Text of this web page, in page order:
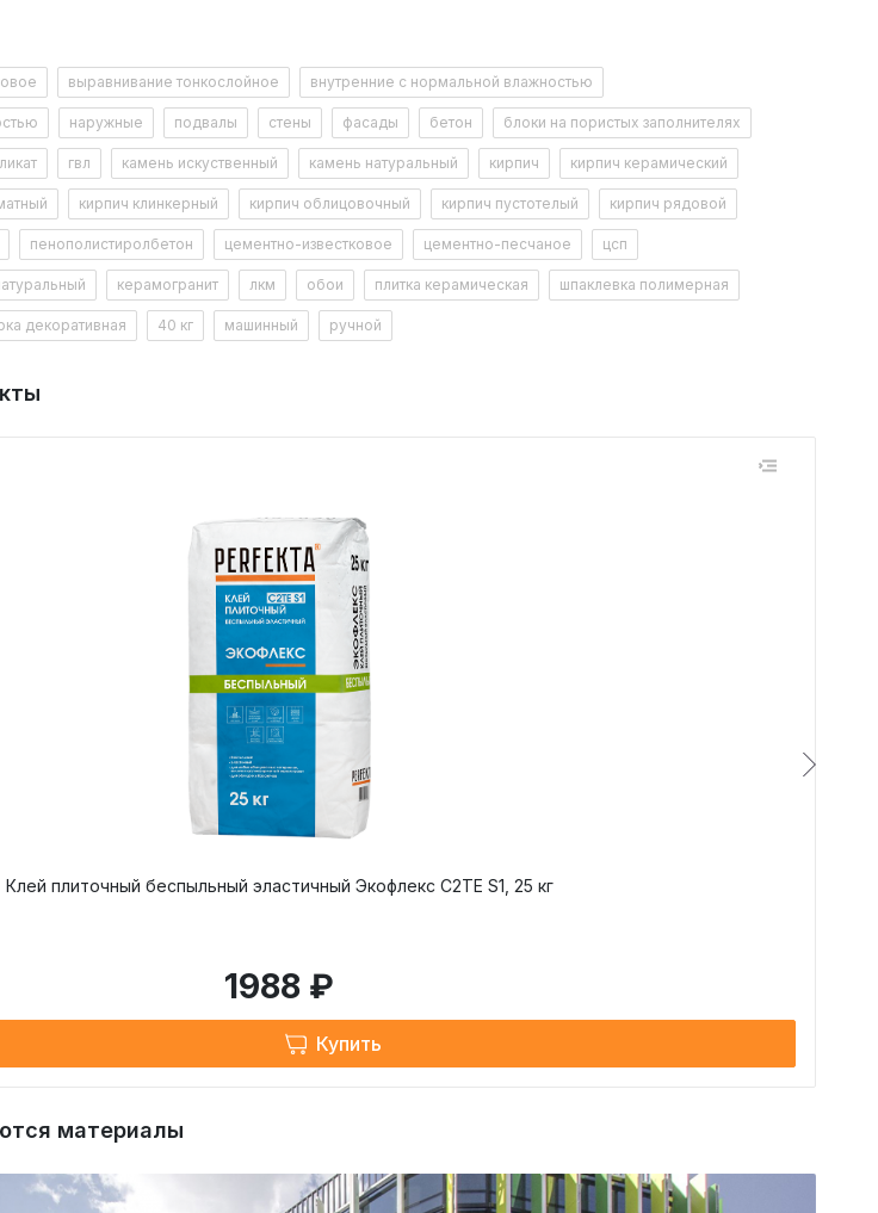
данную декларацию на сайте Росаккредитации
https://pub.fsa.gov.ru/rds/declaration
документ
Площадь, м2
выравнивание тонкослойное внутренние с нормальной влажностью
наружные подвалы стены фасады бетон блоки на пористых заполнителях
гвл камень искуственный камень натуральный кирпич кирпич керамический
кирпич клинкерный кирпич облицовочный кирпич пустотелый кирпич рядовой
пенополистиролбетон цементно-известковое цементно-песчаное цсп
керамогранит лкм обои плитка керамическая шпаклевка полимерная
декоративная 40 кг машинный ручной
Клей плиточный беспыльный эластичный Экофлекс C2TE S1, 25 кг
1988 ₽
Купить
материалы